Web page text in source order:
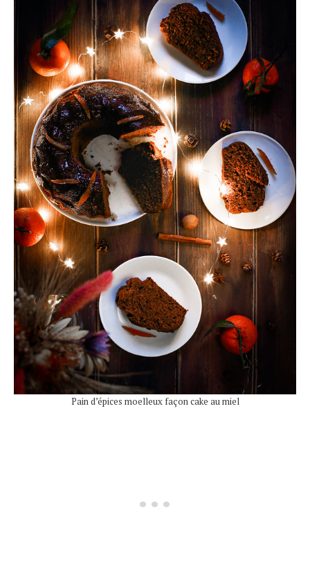
Pain d’épices moelleux façon cake au miel